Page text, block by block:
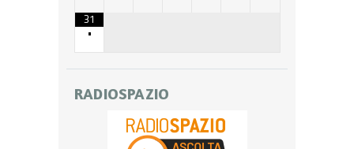
31
•
RADIOSPAZIO